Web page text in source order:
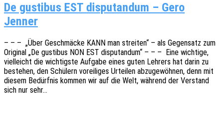
De gustibus EST disputandum – Gero
Jenner
– – – „Über Geschmä­cke KANN man strei­ten“ – als Gegen­satz zum
Origi­nal „De gusti­bus NON EST dispu­t­an­dum“ – – – Eine wich­ti­ge,
viel­leicht die wich­tigs­te Aufga­be eines guten Lehrers hat darin zu
bestehen, den Schü­lern vorei­li­ges Urtei­len abzu­ge­wöh­nen, denn mit
diesem Bedürf­nis kommen wir auf die Welt, während der Verstand
sich nur sehr…